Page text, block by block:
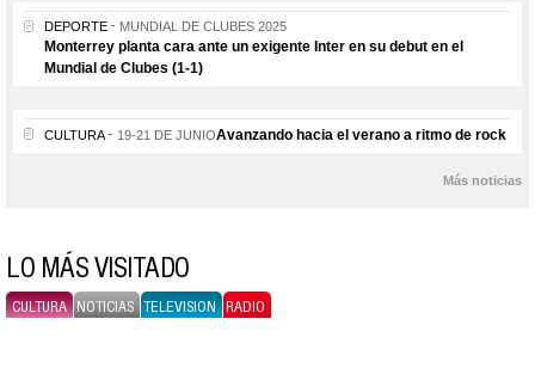
DEPORTE MUNDIAL DE CLUBES 2025
Monterrey planta cara ante un exigente Inter en su debut en el
Mundial de Clubes (1-1)
CULTURA 19-21 DE JUNIOAvanzando hacia el verano a ritmo de rock
Más noticias
LO MÁS VISITADO
CULTURA NOTICIAS TELEVISION RADIO